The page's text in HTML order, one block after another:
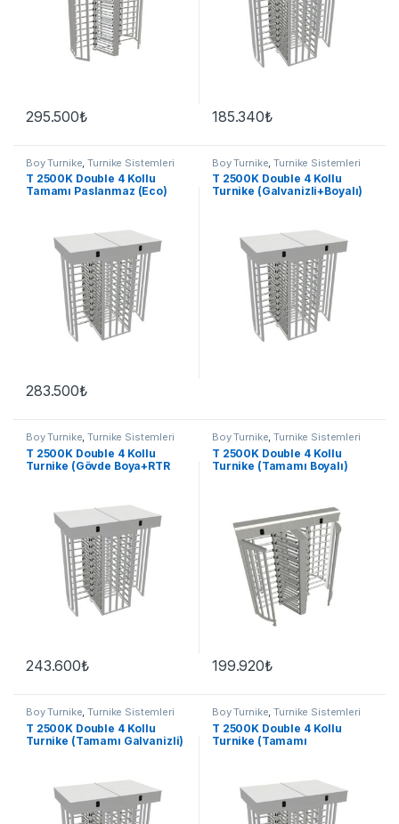
295.500₺ 185.340₺
Boy Turnike ,Turnike Sistemleri
T 2500K Double 4 Kollu
Tamamı Paslanmaz (Eco)
283.500₺
Boy Turnike ,Turnike Sistemleri
T 2500K Double 4 Kollu
Turnike (Galvanizli+Boyalı)
Boy Turnike,Turnike Sistemleri
T 2500K Double 4 Kollu
Turnike (Gövde Boya+RTR
243.600₺
Boy Turnike,Turnike Sistemleri
T 2500K Double 4 Kollu
Turnike (Tamamı Boyalı)
199.920₺
Boy Turnike,Turnike Sistemleri
T 2500K Double 4 Kollu
Turnike (Tamamı Galvanizli)
Boy Turnike,Turnike Sistemleri
T 2500K Double 4 Kollu
Turnike (Tamamı